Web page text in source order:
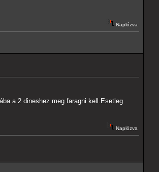
Naplózva
a 2 dineshez meg faragni kell.Esetleg
Naplózva